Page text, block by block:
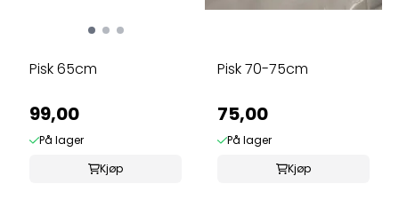
Pisk 65cm
99,00
På lager
Kjøp
Pisk 70-75cm
75,00
På lager
Kjøp